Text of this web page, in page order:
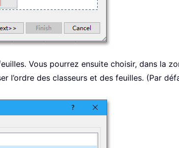
Vous pourrez ensuite choisir, dans la
l’ordre des classeurs et des feuilles. (Par